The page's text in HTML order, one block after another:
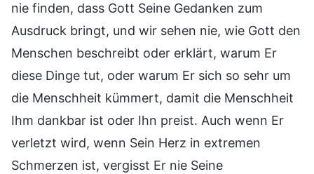
nie finden, dass Gott Seine Gedanken zum
Ausdruck bringt, und wir sehen nie, wie Gott den
Menschen beschreibt oder erklärt, warum Er
diese Dinge tut, oder warum Er sich so sehr um
die Menschheit kümmert, damit die Menschheit
Ihm dankbar ist oder Ihn preist. Auch wenn Er
verletzt wird, wenn Sein Herz in extremen
Schmerzen ist, vergisst Er nie Seine